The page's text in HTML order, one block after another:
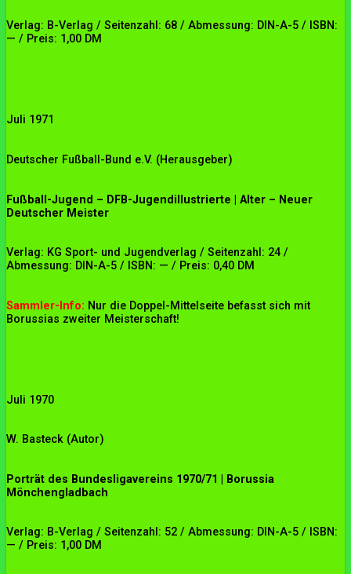
Verlag: B-Verlag / Seitenzahl: 68 / Abmessung: DIN-A-5 / ISBN:
— / Preis: 1,00 DM
Juli 1971
Deutscher Fußball-Bund e.V. (Herausgeber)
Fußball-Jugend – DFB-Jugendillustrierte | Alter – Neuer
Deutscher Meister
Verlag: KG Sport- und Jugendverlag / Seitenzahl: 24 /
Abmessung: DIN-A-5 / ISBN: — / Preis: 0,40 DM
Sammler-Info: Nur die Doppel-Mittelseite befasst sich mit
Borussias zweiter Meisterschaft!
Juli 1970
W. Basteck (Autor)
Porträt des Bundesligavereins 1970/71 | Borussia
Mönchengladbach
Verlag: B-Verlag / Seitenzahl: 52 / Abmessung: DIN-A-5 / ISBN:
— / Preis: 1,00 DM